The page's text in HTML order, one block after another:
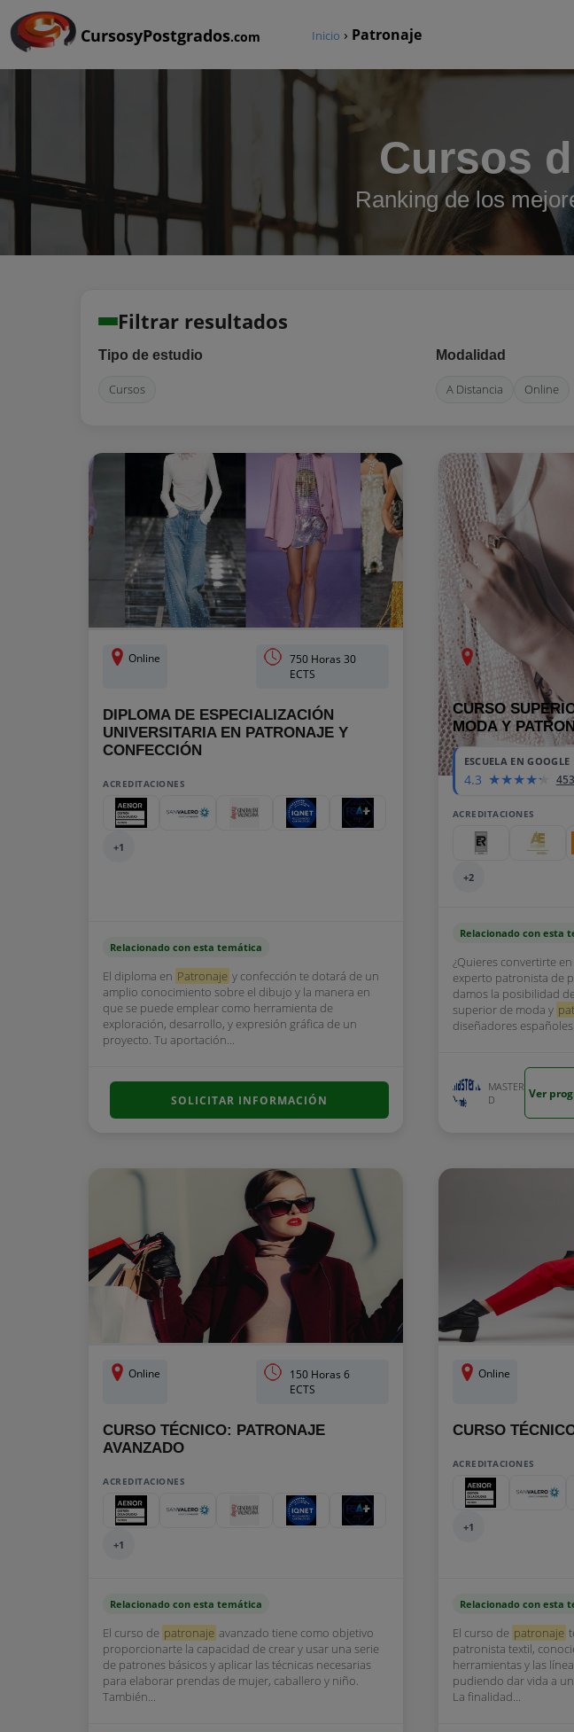
CursosyPostgrados.com Inicio › Patronaje
Cursos
Ranking de los
Filtrar resultados
Tipo de estudio
Cursos
Modalidad
A Distancia Online
Online
750 Horas 30
ECTS
DIPLOMA DE ESPECIALIZACIÓN
UNIVERSITARIA EN PATRONAJE Y
CONFECCIÓN
ACREDITACIONES
+1
Relacionado con esta temática
El diploma en Patronaje y confección te dotará de un
amplio conocimiento sobre el dibujo y la manera en
que se puede emplear como herramienta de
exploración, desarrollo, y expresión gráfica de un
proyecto. Tu aportación...
SOLICITAR INFORMACIÓN
Online España:
Todas Las Provincias
CURSO
MODA Y
ESCUELA EN GOOGLE
4.3
ACREDITACIONES
+2
Relacionado con esta
¿Quieres convertirte
experto patronista de
damos la posibilidad
superior de moda y
diseñadores
MASTER
D
Ver
Online
150 Horas 6
ECTS
CURSO TÉCNICO: PATRONAJE
AVANZADO
ACREDITACIONES
+1
Relacionado con esta temática
El curso de patronaje avanzado tiene como objetivo
proporcionarte la capacidad de crear y usar una serie
de patrones básicos y aplicar las técnicas necesarias
para elaborar prendas de mujer, caballero y niño.
También...
Online
CURSO
ACREDITACIONES
+1
Relacionado con esta
El curso de patronaje
patronista textil,
herramientas y las
pudiendo dar vida a
La finalidad...